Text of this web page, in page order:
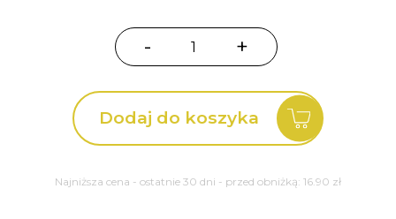
-
ilość
japońska
Red
+
Dodaj do koszyka
Najniższa cena - ostatnie 30 dni - przed obniżką: 16.90 zł